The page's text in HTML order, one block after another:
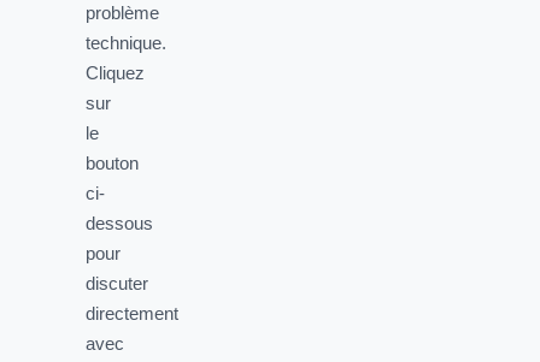
problème
technique.
Cliquez
sur
le
bouton
ci-
dessous
pour
discuter
directement
avec